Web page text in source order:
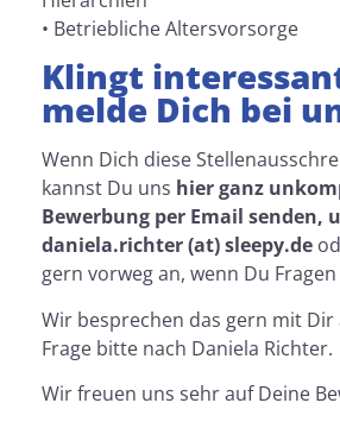
• Betriebliche Altersvorsorge
Klingt
melde Dich bei
Wenn Dich diese
kannst Du uns hier ganz
Bewerbung per Email senden,
daniela.richter (at) sleepy.de
gern vorweg an, wenn Du
Wir besprechen das gern mit Dir
Frage bitte nach Daniela Richter.
Wir freuen uns sehr auf Deine